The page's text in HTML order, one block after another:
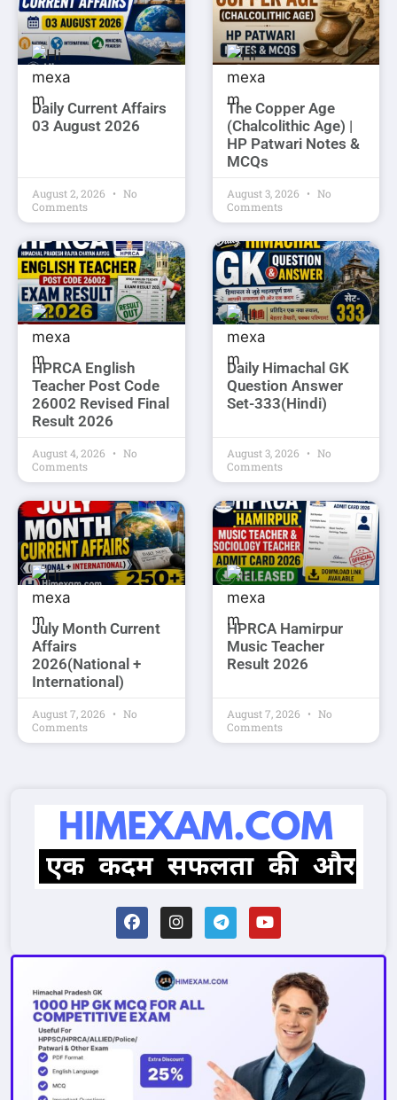
Daily Current Affairs
03 August 2026
August 2, 2026
No
Comments
The Copper Age
(Chalcolithic Age) |
HP Patwari Notes &
MCQs
August 3, 2026
No
Comments
HPRCA English
Teacher Post Code
26002 Revised Final
Result 2026
August 4, 2026
No
Comments
Daily Himachal GK
Question Answer
Set-333(Hindi)
August 3, 2026
No
Comments
July Month Current
Affairs
2026(National +
International)
August 7, 2026
No
Comments
HPRCA Hamirpur
Music Teacher
Result 2026
August 7, 2026
No
Comments